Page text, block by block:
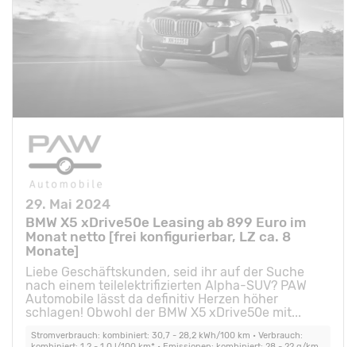
29. Mai 2024
BMW X5 xDrive50e Leasing ab 899 Euro im
Monat netto [frei konfigurierbar, LZ ca. 8
Monate]
Liebe Geschäftskunden, seid ihr auf der Suche
nach einem teilelektrifizierten Alpha-SUV? PAW
Automobile lässt da definitiv Herzen höher
schlagen! Obwohl der BMW X5 xDrive50e mit...
Stromverbrauch: kombiniert: 30,7 - 28,2 kWh/100 km • Verbrauch: